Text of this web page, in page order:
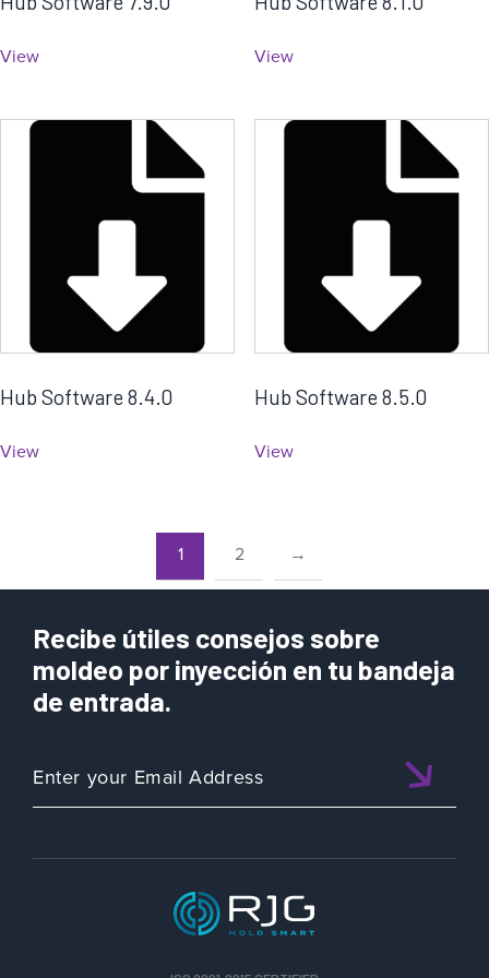
View View
Hub Software 8.4.0
View
Hub Software 8.5.0
View
1 2 →
Recibe útiles consejos sobre
moldeo por inyección en tu bandeja
de entrada.